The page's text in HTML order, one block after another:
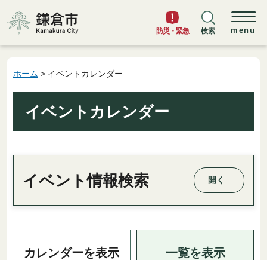
鎌倉市
防災・緊急 検索 menu
ホーム > イベントカレンダー
イベントカレンダー
イベント情報検索 開く
カレンダーを表示 一覧を表示